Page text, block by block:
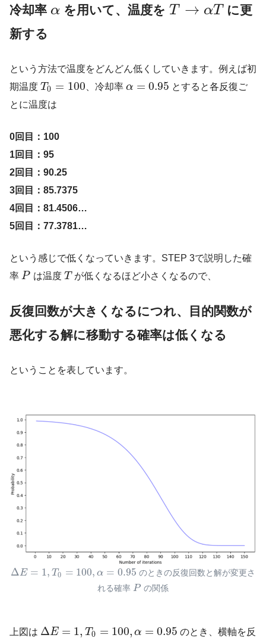
冷却率 α を用いて、温度をT → αT に更
新する
という方法で温度をどんどん低くしていきます。例えば初
期温度 T0 = 100 、冷却率α = 0.95 とすると各反復ご
とに温度は
0回目：100
1回目：95
2回目：90.25
3回目：85.7375
4回目：81.4506…
5回目：77.3781…
という感じで低くなっていきます。STEP 3で説明した確
率 P は温度 T が低くなるほど小さくなるので、
反復回数が大きくなるにつれ、目的関数が
悪化する解に移動する確率は低くなる
ということを表しています。
ΔE = 1, T0 = 100, α = 0.95 のときの反復回数と解が変更さ
れる確率 P の関係
上図は ΔE = 1, T0 = 100, α = 0.95 のとき、横軸を反